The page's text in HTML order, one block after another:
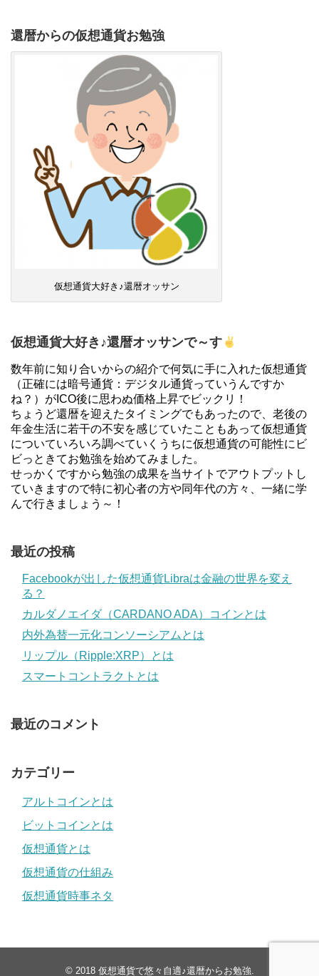
還暦からの仮想通貨お勉強
仮想通貨大好き♪還暦オッサン
仮想通貨大好き♪還暦オッサンで～す
数年前に知り合いからの紹介で何気に手に入れた仮想通貨
（正確には暗号通貨：デジタル通貨っていうんですか
ね？）がICO後に思わぬ価格上昇でビックリ！
ちょうど還暦を迎えたタイミングでもあったので、老後の
年金生活に若干の不安を感じていたこともあって仮想通貨
についていろいろ調べていくうちに仮想通貨の可能性にビ
ビっときてお勉強を始めてみました。
せっかくですから勉強の成果を当サイトでアウトプットし
ていきますので特に初心者の方や同年代の方々、一緒に学
んで行きましょう～！
最近の投稿
Facebookが出した仮想通貨Libraは金融の世界を変え
る？
カルダノエイダ（CARDANO ADA）コインとは
内外為替一元化コンソーシアムとは
リップル（Ripple:XRP）とは
スマートコントラクトとは
最近のコメント
カテゴリー
アルトコインとは
ビットコインとは
仮想通貨とは
仮想通貨の仕組み
仮想通貨時事ネタ
© 2018 仮想通貨で悠々自適♪還暦からお勉強.